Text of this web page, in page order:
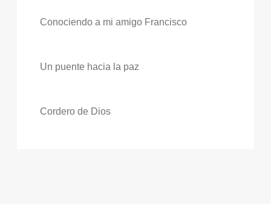
Conociendo a mi amigo Francisco
Un puente hacia la paz
Cordero de Dios